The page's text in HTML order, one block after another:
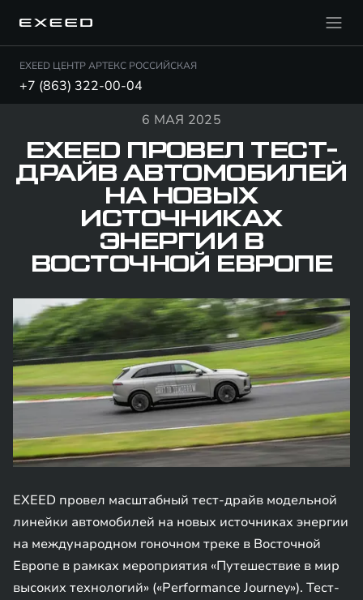
EXEED ЦЕНТР АРТЕКС РОССИЙСКАЯ
+7 (863) 322-00-04
6 МАЯ 2025
EXEED ПРОВЕЛ ТЕСТ-
ДРАЙВ АВТОМОБИЛЕЙ
НА НОВЫХ
ИСТОЧНИКАХ
ЭНЕРГИИ В
ВОСТОЧНОЙ ЕВРОПЕ
EXEED провел масштабный тест-драйв модельной
линейки автомобилей на новых источниках энергии
на международном гоночном треке в Восточной
Европе в рамках мероприятия «Путешествие в мир
высоких технологий» («Performance Journey»). Тест-